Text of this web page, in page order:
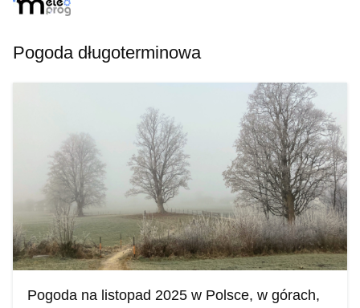
Pogoda długoterminowa
Pogoda na listopad 2025 w Polsce, w górach,